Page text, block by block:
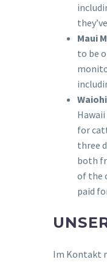
Maui
to be
for
three
both
of the
paid
Im Kontakt